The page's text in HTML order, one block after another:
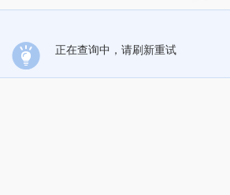
正在查询中，请刷新重试